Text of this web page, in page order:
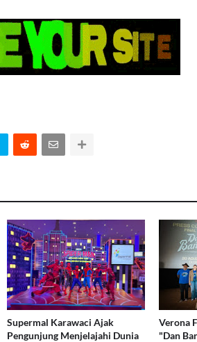
Supermal Karawaci Ajak
Pengunjung Menjelajahi Dunia
Verona
"Dan